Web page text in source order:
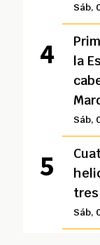
Sáb,
la
Sáb,
Sáb,